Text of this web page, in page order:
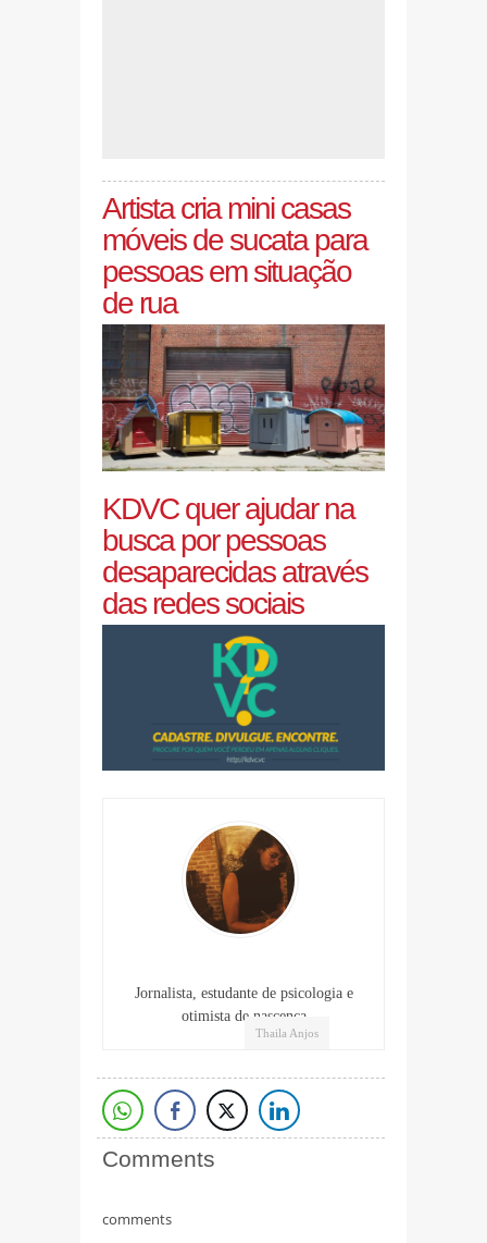
Artista cria mini casas
móveis de sucata para
pessoas em situação
de rua
KDVC quer ajudar na
busca por pessoas
desaparecidas através
das redes sociais
Thaila Anjos
Jornalista, estudante de psicologia e
otimista de nascença
Comments
comments